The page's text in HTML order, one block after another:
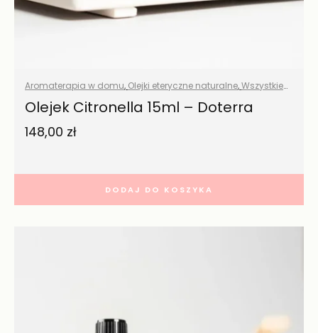
Aromaterapia w domu, Olejki eteryczne naturalne,Wszystkie
produkty
Olejek Citronella 15ml – Doterra
148,00 zł
DODAJ DO KOSZYKA